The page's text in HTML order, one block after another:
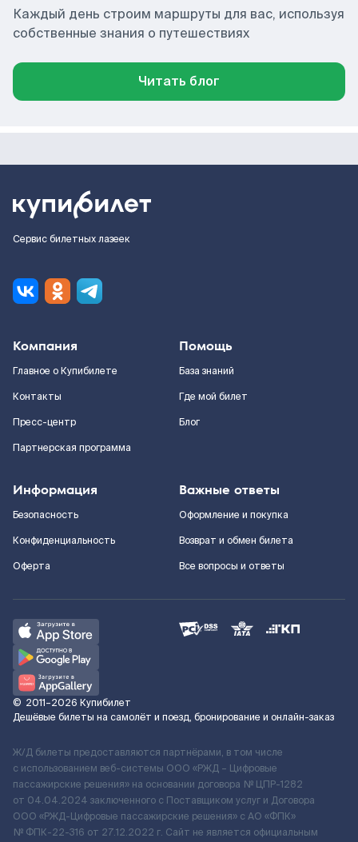
Каждый день строим маршруты для вас, используя
собственные знания о путешествиях
Читать блог
Сервис билетных лазеек
Компания
Главное о Купибилете
Контакты
Пресс-центр
Партнерская программа
Помощь
База знаний
Где мой билет
Блог
Информация
Безопасность
Конфиденциальность
Оферта
Важные ответы
Оформление и покупка
Возврат и обмен билета
Все вопросы и ответы
© 2011–2026 Купибилет
Дешёвые билеты на самолёт и поезд, бронирование и онлайн-заказ
Ж/Д билеты предоставляются партнёрами, в том числе
с использованием веб-системы ООО «РЖД – Цифровые
пассажирские решения» на основании договора № ЦПР-1282
от 04.04.2024 заключенного с Поставщиком услуг и Договора
ООО «РЖД-Цифровые пассажирские решения» c АО «ФПК»
№ ФПК-22-316 от 27.12.2022 г. Сайт не является официальным